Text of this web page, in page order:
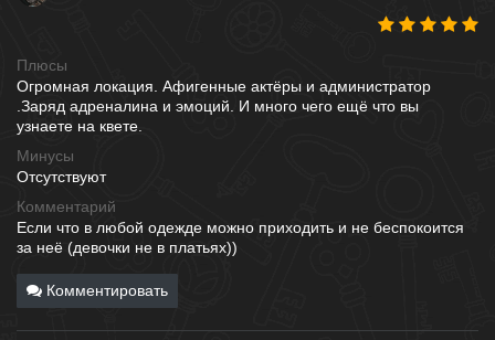
Плюсы
Огромная локация. Афигенные актёры и администратор
.Заряд адреналина и эмоций. И много чего ещё что вы
узнаете на квете.
Минусы
Отсутствуют
Комментарий
Если что в любой одежде можно приходить и не беспокоится
за неё (девочки не в платьях))
Комментировать